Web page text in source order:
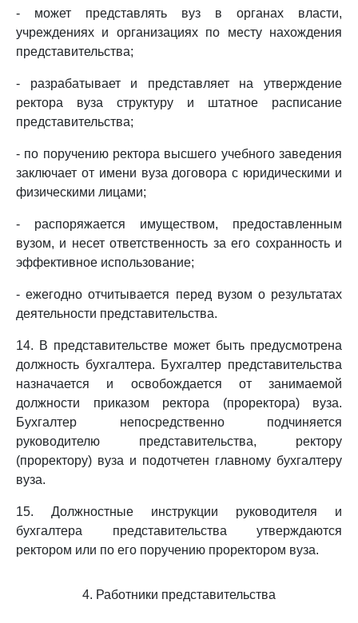
- может представлять вуз в органах власти,
учреждениях и организациях по месту нахождения
представительства;
- разрабатывает и представляет на утверждение
ректора вуза структуру и штатное расписание
представительства;
- по поручению ректора высшего учебного заведения
заключает от имени вуза договора с юридическими и
физическими лицами;
- распоряжается имуществом, предоставленным
вузом, и несет ответственность за его сохранность и
эффективное использование;
- ежегодно отчитывается перед вузом о результатах
деятельности представительства.
14. В представительстве может быть предусмотрена
должность бухгалтера. Бухгалтер представительства
назначается и освобождается от занимаемой
должности приказом ректора (проректора) вуза.
Бухгалтер непосредственно подчиняется
руководителю представительства, ректору
(проректору) вуза и подотчетен главному бухгалтеру
вуза.
15. Должностные инструкции руководителя и
бухгалтера представительства утверждаются
ректором или по его поручению проректором вуза.
4. Работники представительства